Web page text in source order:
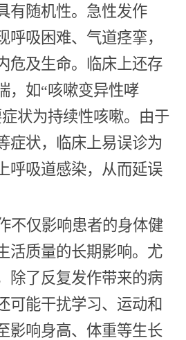
有随机性。急性发作
呼吸困难、气道痉挛，
危及生命。临床上还存
，如“咳嗽变异性哮
状为持续性咳嗽。由于
症状，临床上易误诊为
呼吸道感染，从而延误
不仅影响患者的身体健
活质量的长期影响。尤
除了反复发作带来的病
可能干扰学习、运动和
影响身高、体重等生长